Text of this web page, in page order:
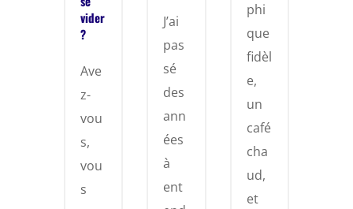
vider
?
Ave
z-
vou
s,
vou
s
J’ai
pas
sé
des
ann
ées
à
ent
phi
que
fidèl
e,
un
café
cha
ud,
et